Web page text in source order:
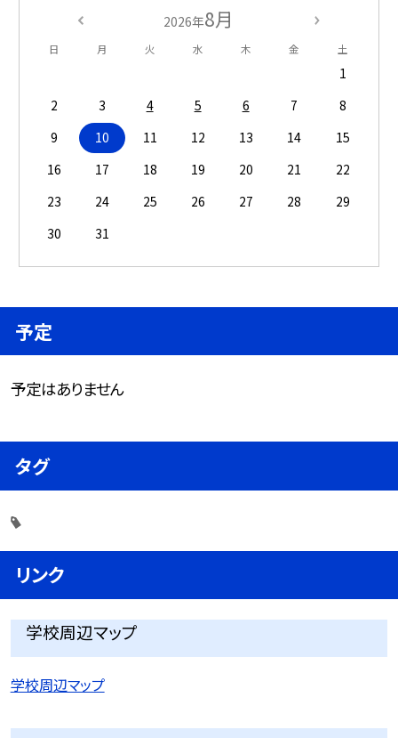
2026年8月
日 月 火 水 木 金 土
1
2
3 4 5 6 7
8
9
10 11 12 13 14
15
16
17 18 19 20 21
22
23
24 25 26 27 28
29
30
31
予定
予定はありません
タグ
リンク
学校周辺マップ
学校周辺マップ